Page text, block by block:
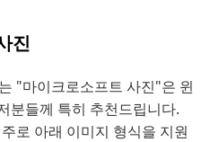
진
"마이크로소프트 사진"은 윈
분들께 특히 추천드립니다.
로 아래 이미지 형식을 지원